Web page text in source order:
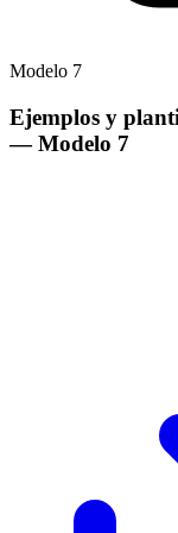
Modelo 7
Ejemplos y
— Modelo 7